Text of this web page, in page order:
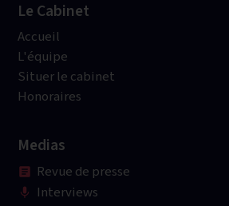
Le Cabinet
Accueil
L'équipe
Situer le cabinet
Honoraires
Medias
article Revue de presse
mic Interviews